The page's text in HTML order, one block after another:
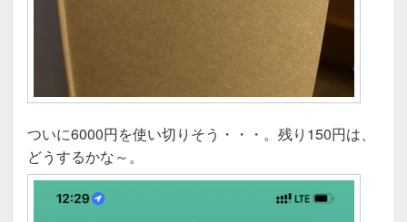
ついに6000円を使い切りそう・・・。残り150円は、
どうするかな～。